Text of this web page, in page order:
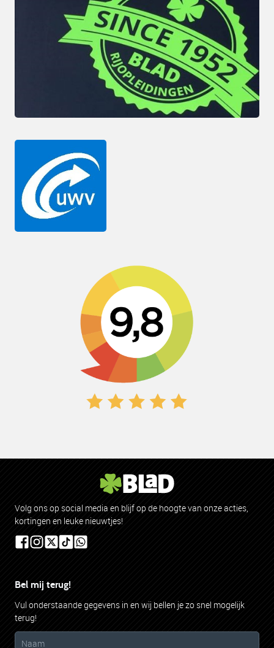
klantenvertellen
557 beoordelingen en 99% beveelt ons aan
Volg ons op social media en blijf op de hoogte van onze acties,
kortingen en leuke nieuwtjes!
Bel mij terug!
Vul onderstaande gegevens in en wij bellen je zo snel mogelijk
terug!